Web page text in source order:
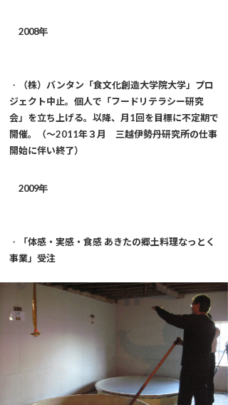
2008年
・
（株）バンタン「食文化創造大学院大学」プロ
ジェクト中止。個人で「フードリテラシー研究
会」を立ち上げる。以降、月1回を目標に不定期で
開催。（〜2011年３月 三越伊勢丹研究所の仕事
開始に伴い終了）
2009年
・
「体感・実感・食感 あきたの郷土料理なっとく
事業」受注